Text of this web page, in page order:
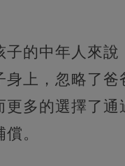
子的中年人來說
身上，忽略了爸
更多的選擇了通
。